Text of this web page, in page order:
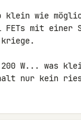
wie
mit einer
kriege.
W... was
nur kein